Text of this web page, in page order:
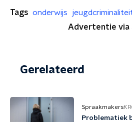
Tags onderwijs
Advertentie via
Gerelateerd
Spraakmakers
Problematiek